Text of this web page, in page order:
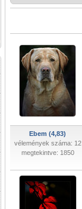
Ebem (4,83)
vélemények száma: 12
megtekintve: 1850